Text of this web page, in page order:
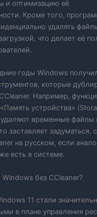
и оптимизацию её
Кроме того,
удалять
что делает её
годы Windows
которые
Например,
устройства»
временные файлы
заставляет задуматься,
на русском, если
есть в системе.
без CCleaner?
11 стали
в плане управления